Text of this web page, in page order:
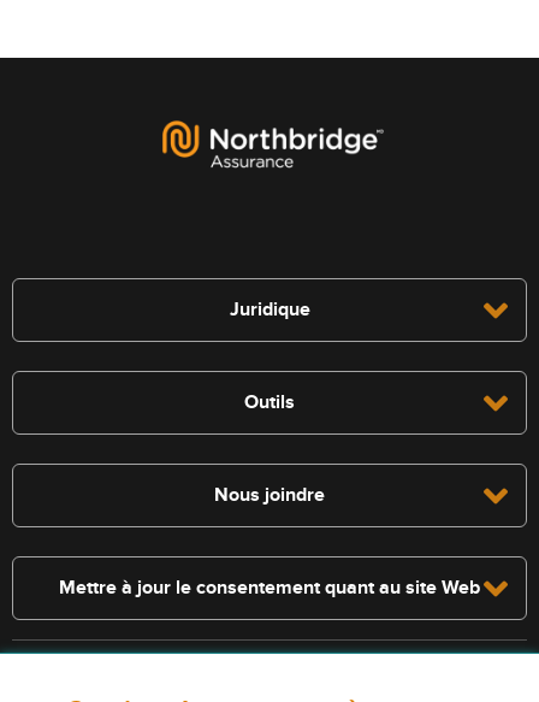
Juridique
Outils
Nous joindre
Mettre à jour le consentement quant au site Web